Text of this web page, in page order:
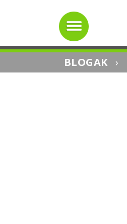
BLOGAK ›